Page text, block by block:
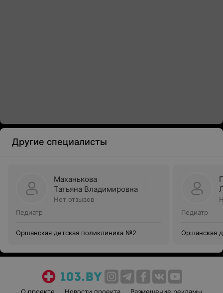
Другие специалисты
Маханькова
Татьяна Владимировна
Нет отзывов
Педиатр
Оршанская детская поликлиника №2
Педиатр
Оршанская